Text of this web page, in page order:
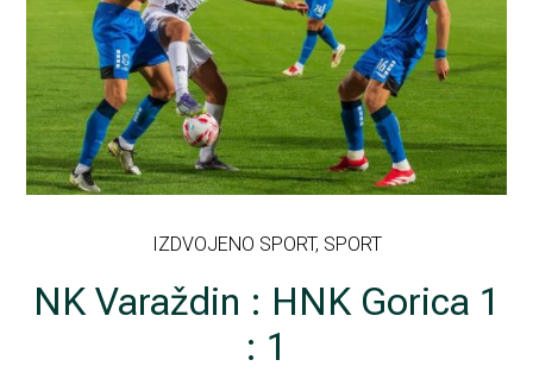
IZDVOJENO SPORT, SPORT
NK Varaždin : HNK Gorica 1
: 1